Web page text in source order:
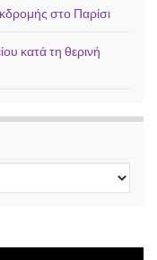
στο Παρίσι
κατά τη θερινή